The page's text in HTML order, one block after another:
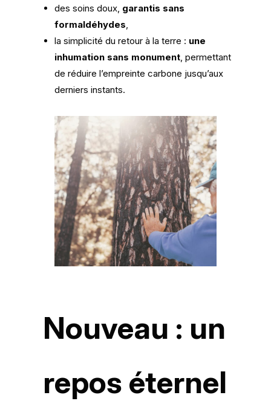
des soins doux, garantis sans
formaldéhydes,
la simplicité du retour à la terre : une
inhumation sans monument, permettant
de réduire l’empreinte carbone jusqu’aux
derniers instants.
Nouveau : un
repos éternel